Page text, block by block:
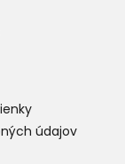
údajov